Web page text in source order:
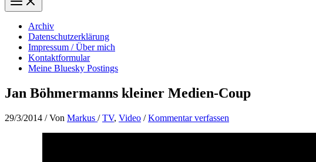
Menu
Archiv
Datenschutzerklärung
Impressum / Über mich
Kontaktformular
Meine Bluesky Postings
Jan Böhmermanns kleiner Medien-Coup
29/3/2014 / Von Markus /TV, Video /Kommentar verfassen